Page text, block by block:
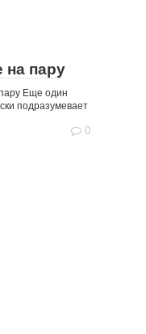
на пару
Еще один
подразумевает
0